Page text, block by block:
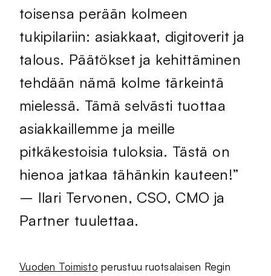
toisensa perään kolmeen
tukipilariin: asiakkaat, digitoverit ja
talous. Päätökset ja kehittäminen
tehdään nämä kolme tärkeintä
mielessä. Tämä selvästi tuottaa
asiakkaillemme ja meille
pitkäkestoisia tuloksia. Tästä on
hienoa jatkaa tähänkin kauteen!”
– Ilari Tervonen, CSO, CMO ja
Partner tuulettaa.
Vuoden Toimisto perustuu ruotsalaisen Regin